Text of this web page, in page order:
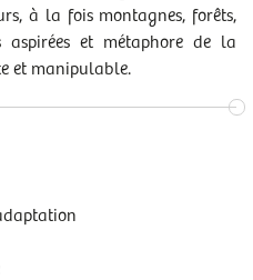
à la fois montagnes, forêts,
aspirées et métaphore de la
et manipulable.